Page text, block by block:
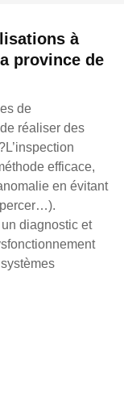
à
province de
de
réaliser des
efficace,
en évitant
percer…).
diagnostic et